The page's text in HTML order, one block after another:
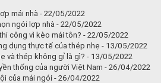
mái nhà - 22/05/2022
ngói lợp nhà - 22/05/2022
công vì kèo mái tôn? - 22/05/2022
dụng thực tế của thép nhẹ - 13/05/2022
và thép không gỉ là gì? - 13/05/2022
thống của người Việt Nam - 26/04/2022
của mái ngói - 26/04/2022